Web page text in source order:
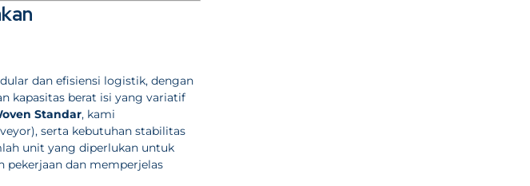
dan efisiensi logistik, dengan
kapasitas berat isi yang variatif
Standar, kami
serta kebutuhan stabilitas
unit yang diperlukan untuk
pekerjaan dan memperjelas